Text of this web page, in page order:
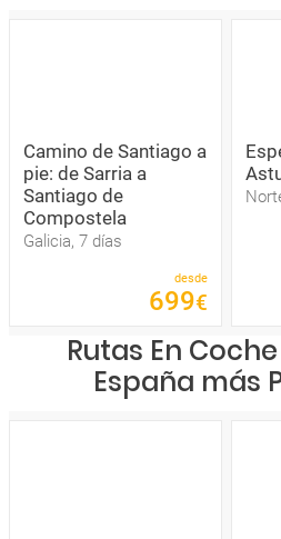
Camino de Santiago a
pie: de Sarria a
Santiago de
Compostela
Galicia, 7 días
desde
699€
Rutas En
España más